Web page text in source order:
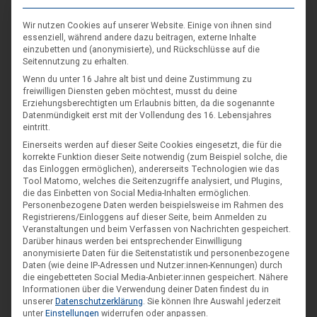
Bundeslager-Teillager Niedersachsen
– Das Zauberdorf Myralon entsteht
Nele 14. Dezember 2025
Wir nutzen Cookies auf unserer Website. Einige von ihnen sind
essenziell, während andere dazu beitragen, externe Inhalte
einzubetten und (anonymisierte), und Rückschlüsse auf die
Seitennutzung zu erhalten.
Wenn du unter 16 Jahre alt bist und deine Zustimmung zu
freiwilligen Diensten geben möchtest, musst du deine
Erziehungsberechtigten um Erlaubnis bitten, da die sogenannte
Datenmündigkeit erst mit der Vollendung des 16. Lebensjahres
eintritt.
Einerseits werden auf dieser Seite Cookies eingesetzt, die für die
korrekte Funktion dieser Seite notwendig (zum Beispiel solche, die
das Einloggen ermöglichen), andererseits Technologien wie das
Tool Matomo, welches die Seitenzugriffe analysiert, und Plugins,
die das Einbetten von Social Media-Inhalten ermöglichen.
Personenbezogene Daten werden beispielsweise im Rahmen des
Registrierens/Einloggens auf dieser Seite, beim Anmelden zu
Veranstaltungen und beim Verfassen von Nachrichten gespeichert.
Darüber hinaus werden bei entsprechender Einwilligung
anonymisierte Daten für die Seitenstatistik und personenbezogene
Daten (wie deine IP-Adressen und Nutzer:innen-Kennungen) durch
die eingebetteten Social Media-Anbieter:innen gespeichert. Nähere
Informationen über die Verwendung deiner Daten findest du in
unserer Datenschutzerklärung Sie können Ihre Auswahl jederzeit
unter Einstellungen widerrufen oder anpassen.